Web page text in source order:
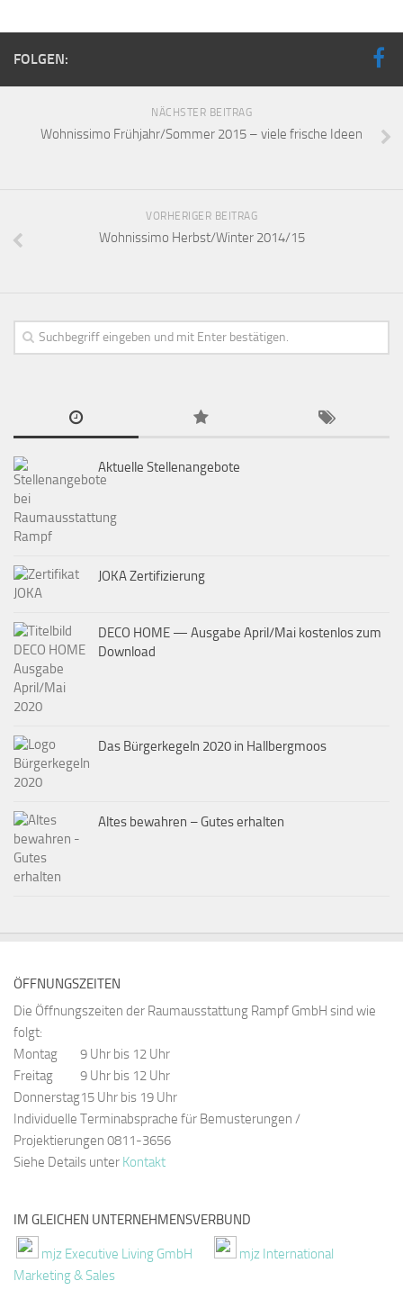
FOLGEN:
NÄCHSTER BEITRAG
Wohnissimo Frühjahr/Sommer 2015 – viele frische Ideen
VORHERIGER BEITRAG
Wohnissimo Herbst/Winter 2014/15
Aktuelle Stellenangebote
JOKA Zertifizierung
DECO HOME — Ausgabe April/Mai kostenlos zum
Download
Das Bürgerkegeln 2020 in Hallbergmoos
Altes bewahren – Gutes erhalten
ÖFFNUNGSZEITEN
Die Öffnungszeiten der Raumausstattung Rampf GmbH sind wie
folgt:
Montag
9 Uhr bis 12 Uhr
Freitag
9 Uhr bis 12 Uhr
Donnerstag15 Uhr bis 19 Uhr
Individuelle Terminabsprache für Bemusterungen /
Projektierungen 0811-3656
Siehe Details unter Kontakt
IM GLEICHEN UNTERNEHMENSVERBUND
mjz Executive Living GmbH
mjz International
Marketing & Sales